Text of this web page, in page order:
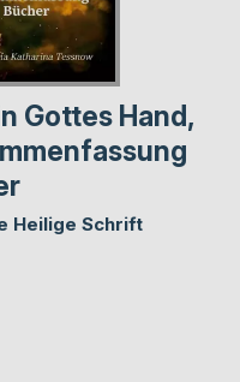
Gottes Hand,
Heilige Schrift